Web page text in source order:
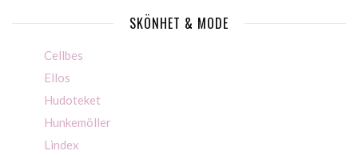
SKÖNHET & MODE
Cellbes
Ellos
Hudoteket
Hunkemöller
Lindex